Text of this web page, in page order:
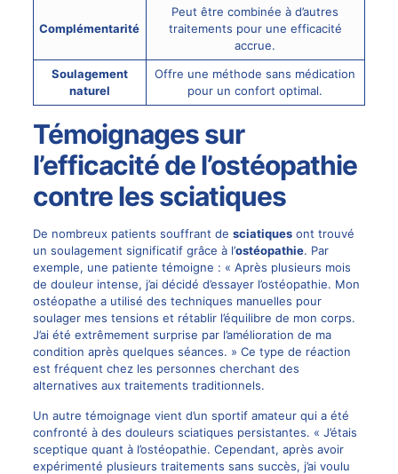
Complémentarité
Peut être combinée à d’autres
traitements pour une efficacité
accrue.
Soulagement
naturel
Offre une méthode sans médication
pour un confort optimal.
Témoignages sur
l’efficacité de l’ostéopathie
contre les sciatiques
De nombreux patients souffrant de sciatiquesont trouvé
un soulagement significatif grâce à l’ostéopathie. Par
exemple, une patiente témoigne : « Après plusieurs mois
de douleur intense, j’ai décidé d’essayer l’ostéopathie. Mon
ostéopathe a utilisé des techniques manuelles pour
soulager mes tensions et rétablir l’équilibre de mon corps.
J’ai été extrêmement surprise par l’amélioration de ma
condition après quelques séances. » Ce type de réaction
est fréquent chez les personnes cherchant des
alternatives aux traitements traditionnels.
Un autre témoignage vient d’un sportif amateur qui a été
confronté à des douleurs sciatiques persistantes. « J’étais
sceptique quant à l’ostéopathie. Cependant, après avoir
expérimenté plusieurs traitements sans succès, j’ai voulu